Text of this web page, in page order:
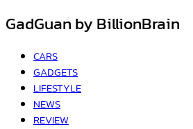
GadGuan by BillionBrain
CARS
GADGETS
LIFESTYLE
NEWS
REVIEW